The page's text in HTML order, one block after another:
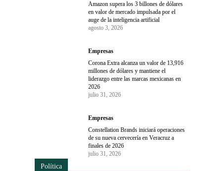
Amazon supera los 3 billones de dólares
en valor de mercado impulsada por el
auge de la inteligencia artificial
agosto 3, 2026
Empresas
Corona Extra alcanza un valor de 13,916
millones de dólares y mantiene el
liderazgo entre las marcas mexicanas en
2026
julio 31, 2026
Empresas
Constellation Brands iniciará operaciones
de su nueva cervecería en Veracruz a
finales de 2026
julio 31, 2026
Política